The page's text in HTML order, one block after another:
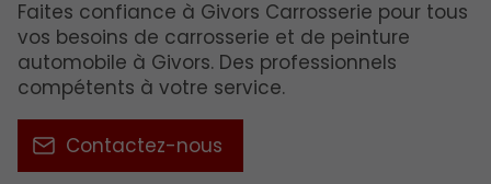
Faites confiance à Givors Carrosserie pour tous
vos besoins de carrosserie et de peinture
automobile à Givors. Des professionnels
compétents à votre service.
Contactez-nous